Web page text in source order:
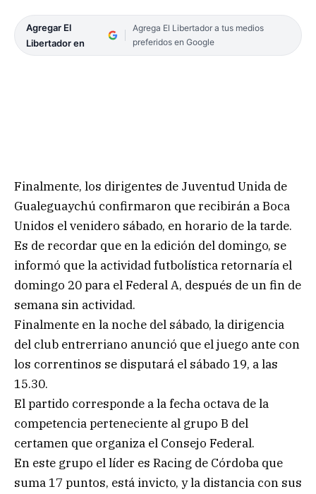
Agregar El
Libertador en
Agrega El Libertador a tus medios
preferidos en Google
Finalmente, los dirigentes de Juventud Unida de
Gualeguaychú confirmaron que recibirán a Boca
Unidos el venidero sábado, en horario de la tarde.
Es de recordar que en la edición del domingo, se
informó que la actividad futbolística retornaría el
domingo 20 para el Federal A, después de un fin de
semana sin actividad.
Finalmente en la noche del sábado, la dirigencia
del club entrerriano anunció que el juego ante con
los correntinos se disputará el sábado 19, a las
15.30.
El partido corresponde a la fecha octava de la
competencia perteneciente al grupo B del
certamen que organiza el Consejo Federal.
En este grupo el líder es Racing de Córdoba que
suma 17 puntos, está invicto, y la distancia con sus